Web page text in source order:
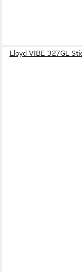
Lloyd VIBE 327GL